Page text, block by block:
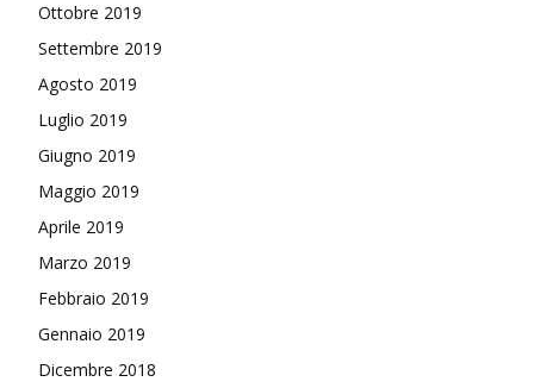
Ottobre 2019
Settembre 2019
Agosto 2019
Luglio 2019
Giugno 2019
Maggio 2019
Aprile 2019
Marzo 2019
Febbraio 2019
Gennaio 2019
Dicembre 2018